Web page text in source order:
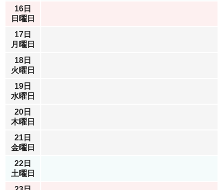
16日
日曜日
17日
月曜日
18日
火曜日
19日
水曜日
20日
木曜日
21日
金曜日
22日
土曜日